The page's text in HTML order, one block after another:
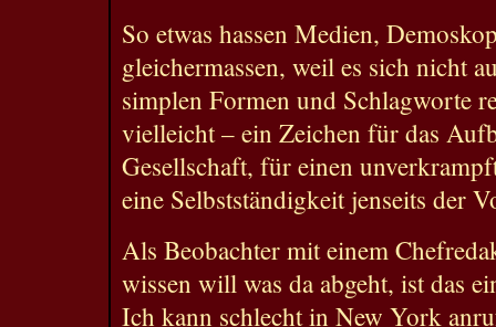
So etwas hassen Medien,
gleichermassen, weil es sich nicht
simplen Formen und Schlagworte
vielleicht – ein Zeichen für das
Gesellschaft, für einen
eine Selbstständigkeit jenseits der
Als Beobachter mit einem
wissen will was da abgeht, ist das
Ich kann schlecht in New York